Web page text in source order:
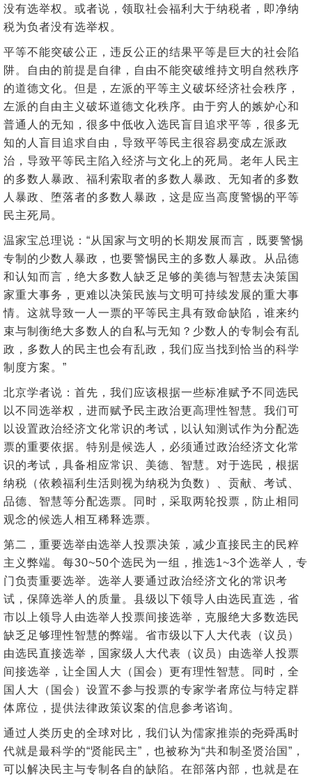
没有选举权。或者说，领取社会福利大于纳税者，即净纳
税为负者没有选举权。
平等不能突破公正，违反公正的结果平等是巨大的社会陷
阱。自由的前提是自律，自由不能突破维持文明自然秩序
的道德文化。但是，左派的平等主义破坏经济社会秩序，
左派的自由主义破坏道德文化秩序。由于穷人的嫉妒心和
普通人的无知，很多中低收入选民盲目追求平等，很多无
知的人盲目追求自由，导致平等民主很容易变成左派政
治，导致平等民主陷入经济与文化上的死局。老年人民主
的多数人暴政、福利索取者的多数人暴政、无知者的多数
人暴政、堕落者的多数人暴政，这是应当高度警惕的平等
民主死局。
温家宝总理说：“从国家与文明的长期发展而言，既要警惕
专制的少数人暴政，也要警惕民主的多数人暴政。从品德
和认知而言，绝大多数人缺乏足够的美德与智慧去决策国
家重大事务，更难以决策民族与文明可持续发展的重大事
情。这就导致一人一票的平等民主具有致命缺陷，谁来约
束与制衡绝大多数人的自私与无知？少数人的专制会有乱
政，多数人的民主也会有乱政，我们应当找到恰当的科学
制度方案。”
北京学者说：首先，我们应该根据一些标准赋予不同选民
以不同选举权，进而赋予民主政治更高理性智慧。我们可
以设置政治经济文化常识的考试，以认知测试作为分配选
票的重要依据。特别是候选人，必须通过政治经济文化常
识的考试，具备相应常识、美德、智慧。对于选民，根据
纳税（依赖福利生活则视为纳税为负数）、贡献、考试、
品德、智慧等分配选票。同时，采取两轮投票，防止相同
观念的候选人相互稀释选票。
第二，重要选举由选举人投票决策，减少直接民主的民粹
主义弊端。每30~50个选民为一组，推选1~3个选举人，专
门负责重要选举。选举人要通过政治经济文化的常识考
试，保障选举人的质量。县级以下领导人由选民直选，省
市以上领导人由选举人投票间接选举，克服绝大多数选民
缺乏足够理性智慧的弊端。省市级以下人大代表（议员）
由选民直接选举，国家级人大代表（议员）由选举人投票
间接选举，让全国人大（国会）更有理性智慧。同时，全
国人大（国会）设置不参与投票的专家学者席位与特定群
体席位，提供法律政策议案的信息参考谘询。
通过人类历史的全球对比，我们认为儒家推崇的尧舜禹时
代就是最科学的“贤能民主”，也被称为“共和制圣贤治国”，
可以解决民主与专制各自的缺陷。在部落内部，也就是在